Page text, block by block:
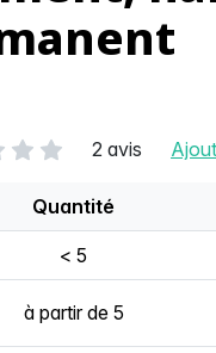
2 avis
Quantité
< 5
à partir de 5